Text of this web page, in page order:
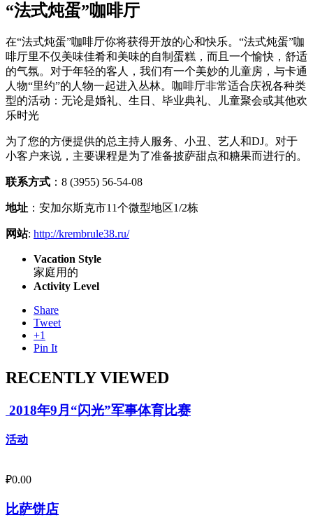
“法式炖蛋”咖啡厅
在“法式炖蛋”咖啡厅你将获得开放的心和快乐。“法式炖蛋”咖
啡厅里不仅美味佳肴和美味的自制蛋糕，而且一个愉快，舒适
的气氛。对于年轻的客人，我们有一个美妙的儿童房，与卡通
人物“里约”的人物一起进入丛林。咖啡厅非常适合庆祝各种类
型的活动：无论是婚礼、生日、毕业典礼、儿童聚会或其他欢
乐时光
为了您的方便提供的总主持人服务、小丑、艺人和DJ。对于
小客户来说，主要课程是为了准备披萨甜点和糖果而进行的。
联系方式 ：8 (3955) 56-54-08
地址 ：安加尔斯克市11个微型地区1/2栋
网站: http://krembrule38.ru/
Vacation Style
家庭用的
Activity Level
Share
Tweet
+1
Pin It
RECENTLY VIEWED
2018年9月“闪光”军事体育比赛
活动
₽0.00
比萨饼店